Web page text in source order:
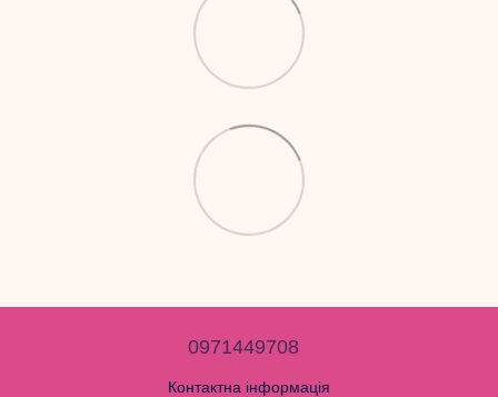
0971449708
Контактна інформація